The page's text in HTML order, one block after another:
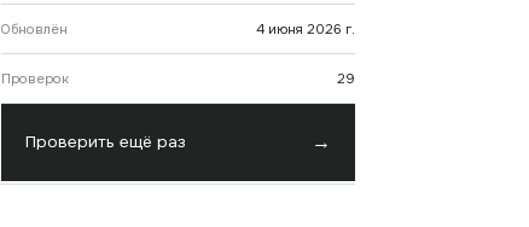
Обновлён 4 июня 2026 г.
Проверок 29
Проверить ещё раз →